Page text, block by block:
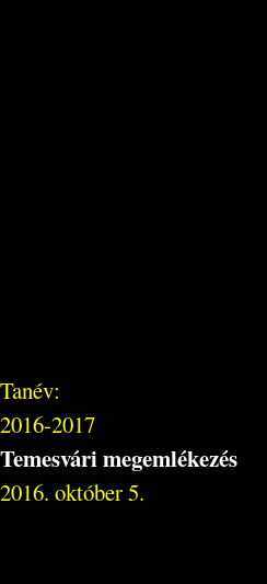
Tanév:
2016-2017
Temesvári megemlékezés
2016. október 5.